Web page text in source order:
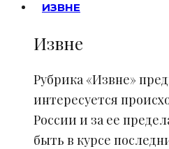
ИЗВНЕ
Извне
Рубрика «Извне»
интересуется
России и за ее
быть в курсе